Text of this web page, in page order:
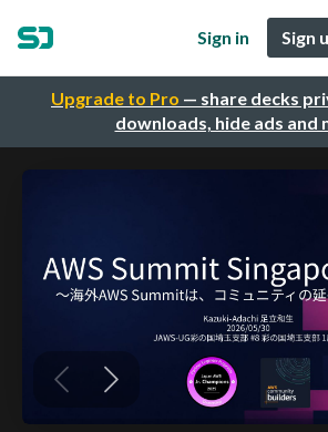
Upgrade to Pro — share decks
downloads, hide ads and
Sign in Sign